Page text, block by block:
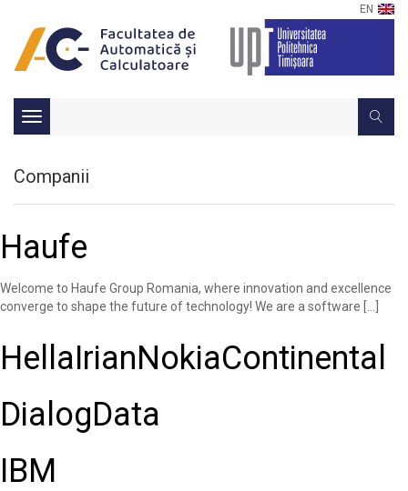
EN
Toggle
navigation
Companii
Haufe
Welcome to Haufe Group Romania, where innovation and excellence
converge to shape the future of technology! We are a software […]
HellaIrianNokiaContinental
DialogData
IBM